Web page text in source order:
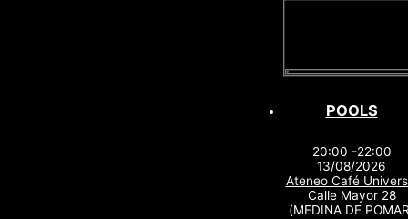
POOLS
20:00 -22:00
13/08/2026
Ateneo Café
Calle Mayor 28
(MEDINA DE